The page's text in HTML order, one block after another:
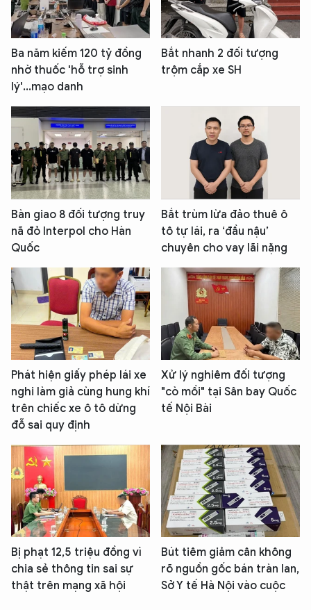
Ba năm kiếm 120 tỷ đồng
nhờ thuốc 'hỗ trợ sinh
lý'...mạo danh
Bắt nhanh 2 đối tượng
trộm cắp xe SH
Bàn giao 8 đối tượng truy
nã đỏ Interpol cho Hàn
Quốc
Bắt trùm lừa đảo thuê ô
tô tự lái, ra ‘đầu nậu’
chuyên cho vay lãi nặng
Phát hiện giấy phép lái xe
nghi làm giả cùng hung khí
trên chiếc xe ô tô dừng
đỗ sai quy định
Xử lý nghiêm đối tượng
"cò mồi" tại Sân bay Quốc
tế Nội Bài
Bị phạt 12,5 triệu đồng vì
chia sẻ thông tin sai sự
thật trên mạng xã hội
Bút tiêm giảm cân không
rõ nguồn gốc bán tràn lan,
Sở Y tế Hà Nội vào cuộc